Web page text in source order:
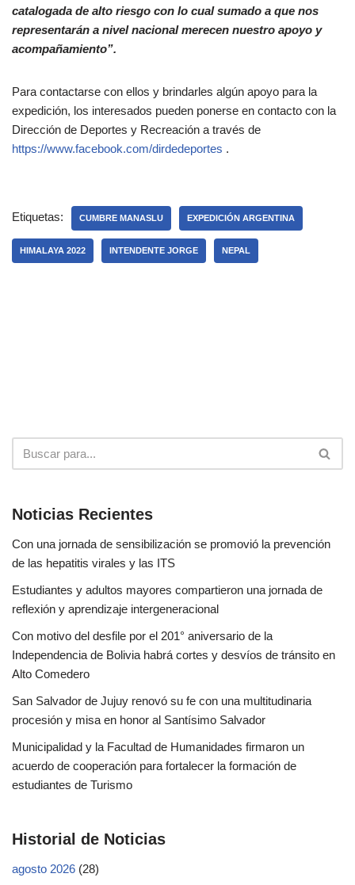
catalogada de alto riesgo con lo cual sumado a que nos
representarán a nivel nacional merecen nuestro apoyo y
acompañamiento”.
Para contactarse con ellos y brindarles algún apoyo para la
expedición, los interesados pueden ponerse en contacto con la
Dirección de Deportes y Recreación a través de
https://www.facebook.com/dirdedeportes .
Etiquetas: CUMBRE MANASLU EXPEDICIÓN ARGENTINA
HIMALAYA 2022 INTENDENTE JORGE NEPAL
Noticias Recientes
Con una jornada de sensibilización se promovió la prevención
de las hepatitis virales y las ITS
Estudiantes y adultos mayores compartieron una jornada de
reflexión y aprendizaje intergeneracional
Con motivo del desfile por el 201° aniversario de la
Independencia de Bolivia habrá cortes y desvíos de tránsito en
Alto Comedero
San Salvador de Jujuy renovó su fe con una multitudinaria
procesión y misa en honor al Santísimo Salvador
Municipalidad y la Facultad de Humanidades firmaron un
acuerdo de cooperación para fortalecer la formación de
estudiantes de Turismo
Historial de Noticias
agosto 2026 (28)